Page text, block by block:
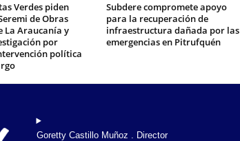
Verdes piden
de Obras
La Araucanía y
por
política
Subdere compromete apoyo
para la recuperación de
infraestructura dañada por las
emergencias en Pitrufquén
Goretty Castillo Muñoz . Director